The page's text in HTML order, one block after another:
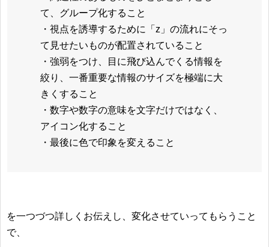
て、グループ化すること
・視点を誘導するために「z」の流れにそっ
て見せたいものが配置されていること
・強弱をつけ、目に飛び込んでくる情報を
絞り、一番重要な情報のサイズを極端に大
きくすること
・数字や数字の意味を文字だけではなく、
アイコン化すること
・最後に色で印象を変えること
を一つづつ詳しくお伝えし、変化させていってもらうこと
で、